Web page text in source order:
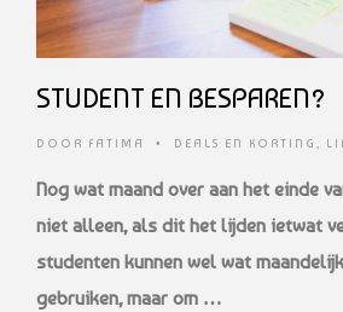
STUDENT EN BESPAREN?
DOOR FATIMA • DEALS EN KORTING ,
Nog wat maand over aan het einde
niet alleen, als dit het lijden ietwat
studenten kunnen wel wat
gebruiken, maar om …